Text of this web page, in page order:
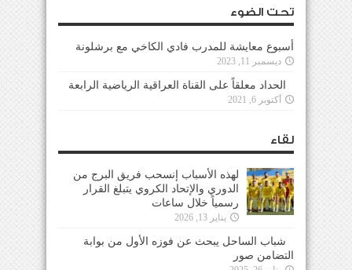
تحت الضوء
أسبوع معايشة للمدرب فادي الكاخي مع برشلونة
ديسمبر 11, 2023
الحداد معلقاً على القناة العراقية الرياضية الرابعة
أكتوبر 6, 2021
لقاء
لهذه الأسباب إنسحب فريق البرج من
الدوري والإتحاد الكروي يتبلغ القرار
رسمياً خلال ساعات
يناير 13, 2026
شباب الساحل يبحث عن فوزه الأول من بوابة
التضامن صور